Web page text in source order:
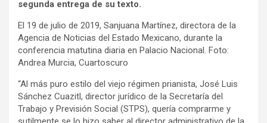
segunda entrega de su texto.
El 19 de julio de 2019, Sanjuana Martínez, directora de la
Agencia de Noticias del Estado Mexicano, durante la
conferencia matutina diaria en Palacio Nacional. Foto:
Andrea Murcia, Cuartoscuro
“Al más puro estilo del viejo régimen prianista, José Luis
Sánchez Cuazitl, director jurídico de la Secretaría del
Trabajo y Previsión Social (STPS), quería comprarme y